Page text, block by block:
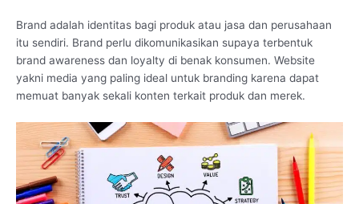
Brand adalah identitas bagi produk atau jasa dan perusahaan
itu sendiri. Brand perlu dikomunikasikan supaya terbentuk
brand awareness dan loyalty di benak konsumen. Website
yakni media yang paling ideal untuk branding karena dapat
memuat banyak sekali konten terkait produk dan merek.